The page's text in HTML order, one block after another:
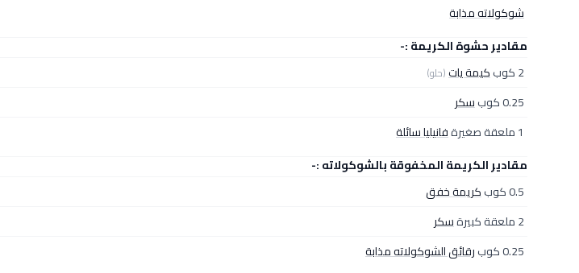
شوكولاته مذابة
مقادير حشوة الكريمة :-
2 كوب
كيمة يات(حلو)
0.25 كوب
سكر
1 ملعقة صغيرة
فانيليا سائلة
مقادير الكريمة المخفوقة بالشوكولاته :-
0.5 كوب
كريمة خفق
2 ملعقة كبيرة
سكر
0.25 كوب
رقائق الشوكولاته مذابة